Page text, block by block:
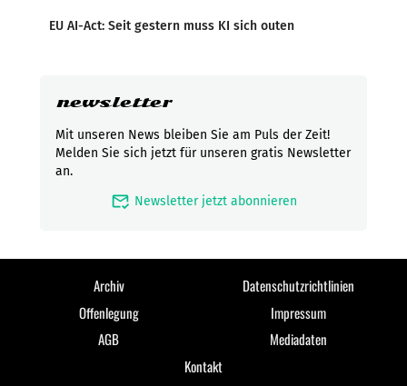
EU AI-Act: Seit gestern muss KI sich outen
newsletter
Mit unseren News bleiben Sie am Puls der Zeit!
Melden Sie sich jetzt für unseren gratis Newsletter
an.
mark_email_read Newsletter jetzt abonnieren
Archiv
Datenschutzrichtlinien
Offenlegung
Impressum
AGB
Mediadaten
Kontakt